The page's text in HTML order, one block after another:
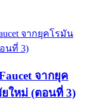
จากยุค
ใหม่ (ตอนที่ 3)